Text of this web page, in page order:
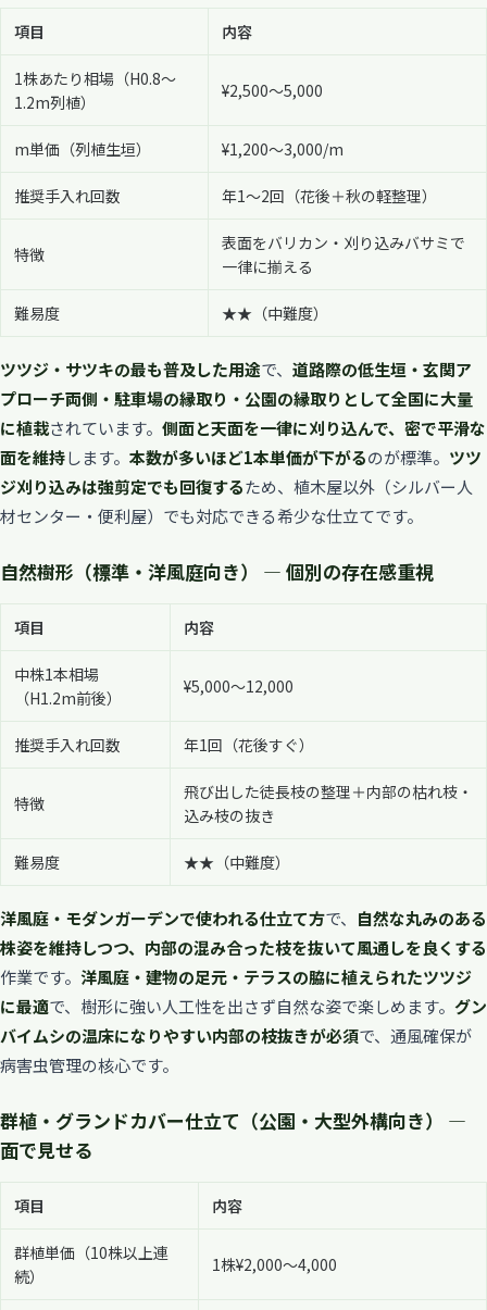
項目 内容
1株あたり相場（H0.8〜
1.2m列植）
¥2,500〜5,000
m単価（列植生垣） ¥1,200〜3,000/m
推奨手入れ回数 年1〜2回（花後＋秋の軽整理）
特徴
表面をバリカン・刈り込みバサミで
一律に揃える
難易度 ★★（中難度）
ツツジ・サツキの最も普及した用途で、 道路際の低生垣・玄関ア
プローチ両側・駐車場の縁取り・公園の縁取りとして全国に大量
に植栽されています。 側面と天面を一律に刈り込んで、密で平滑な
面を維持します。 本数が多いほど1本単価が下がるのが標準。 ツツ
ジ刈り込みは強剪定でも回復するため、植木屋以外（シルバー人
材センター・便利屋）でも対応できる希少な仕立てです。
自然樹形（標準・洋風庭向き） — 個別の存在感重視
項目 内容
中株1本相場
（H1.2m前後）
¥5,000〜12,000
推奨手入れ回数 年1回（花後すぐ）
特徴
飛び出した徒長枝の整理＋内部の枯れ枝・
込み枝の抜き
難易度 ★★（中難度）
洋風庭・モダンガーデンで使われる仕立て方で、 自然な丸みのある
株姿を維持しつつ、内部の混み合った枝を抜いて風通しを良くする
作業です。 洋風庭・建物の足元・テラスの脇に植えられたツツジ
に最適で、樹形に強い人工性を出さず自然な姿で楽しめます。 グン
バイムシの温床になりやすい内部の枝抜きが必須で、通風確保が
病害虫管理の核心です。
群植・グランドカバー仕立て（公園・大型外構向き） —
面で見せる
項目 内容
群植単価（10株以上連
続）
1株¥2,000〜4,000